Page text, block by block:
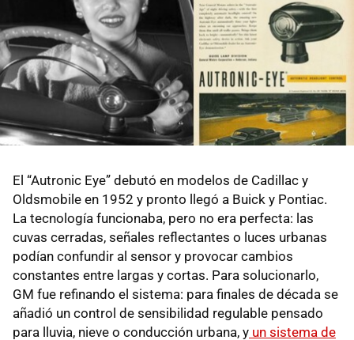
El “Autronic Eye” debutó en modelos de Cadillac y
Oldsmobile en 1952 y pronto llegó a Buick y Pontiac.
La tecnología funcionaba, pero no era perfecta: las
cuvas cerradas, señales reflectantes o luces urbanas
podían confundir al sensor y provocar cambios
constantes entre largas y cortas. Para solucionarlo,
GM fue refinando el sistema: para finales de década se
añadió un control de sensibilidad regulable pensado
para lluvia, nieve o conducción urbana, y un sistema de